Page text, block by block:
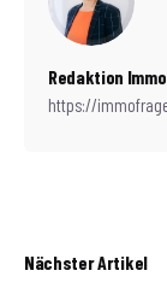
Redaktion
https://
Nächster Artikel